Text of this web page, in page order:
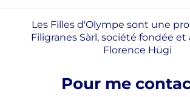
Les Filles d'Olympe sont une
Filigranes Sàrl, société fondée
Florence Hügi
Pour me